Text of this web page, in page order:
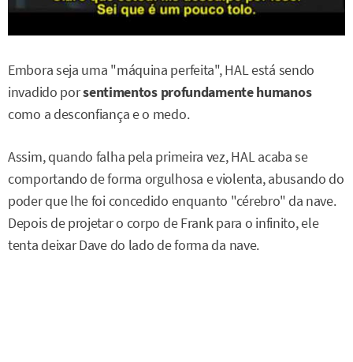
Embora seja uma "máquina perfeita", HAL está sendo
invadido porsentimentos profundamente humanos
como a desconfiança e o medo.
Assim, quando falha pela primeira vez, HAL acaba se
comportando de forma orgulhosa e violenta, abusando do
poder que lhe foi concedido enquanto "cérebro" da nave.
Depois de projetar o corpo de Frank para o infinito, ele
tenta deixar Dave do lado de forma da nave.